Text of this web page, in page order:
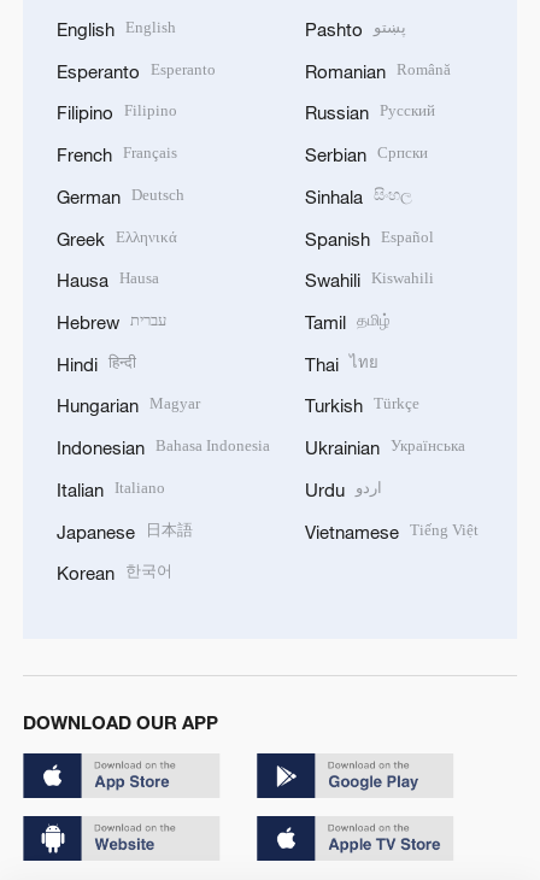
English English
Esperanto Esperanto
Filipino Filipino
French Français
German Deutsch
Greek Ελληνικά
Hausa Hausa
Hebrew עברית
Hindi हिन्दी
Hungarian Magyar
Indonesian Bahasa Indonesia
Italian Italiano
Japanese 日本語
Korean 한국어
Pashto پښتو
Romanian Română
Russian Русский
Serbian Српски
Sinhala සිංහල
Spanish Español
Swahili Kiswahili
Tamil தமிழ்
Thai ไทย
Turkish Türkçe
Ukrainian Українська
Urdu اردو
Vietnamese Tiếng Việt
DOWNLOAD OUR APP